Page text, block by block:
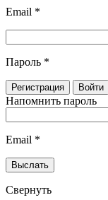
Email *
Пароль *
Напомнить пароль
Email *
Свернуть